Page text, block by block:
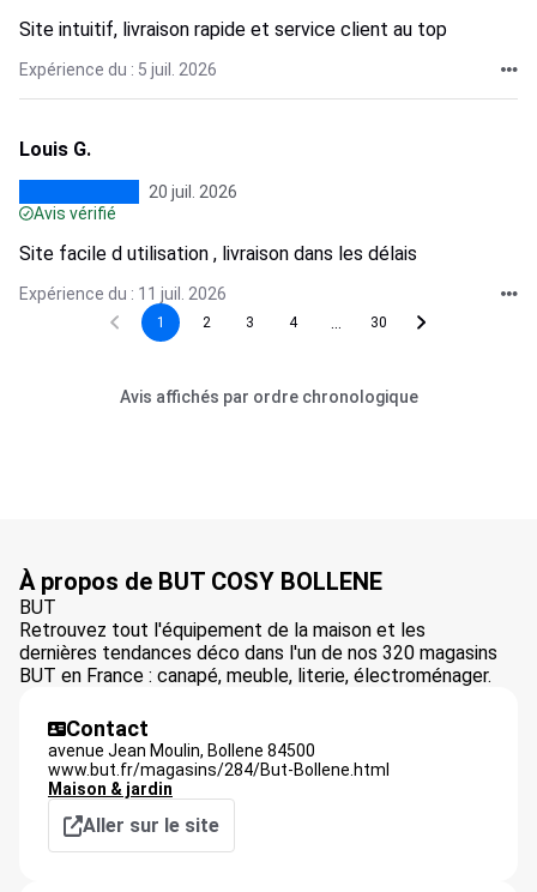
Site intuitif, livraison rapide et service client au top
Expérience du : 5 juil. 2026
Louis G.
20 juil. 2026
Avis vérifié
Site facile d utilisation , livraison dans les délais
Expérience du : 11 juil. 2026
1 2 3 4 30
Avis affichés par ordre chronologique
À propos de BUT COSY BOLLENE
BUT
Retrouvez tout l'équipement de la maison et les
dernières tendances déco dans l'un de nos 320 magasins
BUT en France : canapé, meuble, literie, électroménager.
Contact
avenue Jean Moulin, Bollene 84500
www.but.fr/magasins/284/But-Bollene.html
Maison & jardin
Aller sur le site